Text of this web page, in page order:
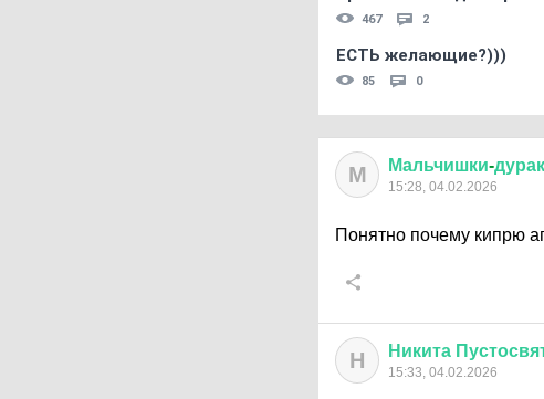
467 2
ЕСТЬ желающие?)))
85 0
М Мальчишки-
15:28, 04.02.2026
Понятно почему кипрю
Н Никита
15:33, 04.02.2026